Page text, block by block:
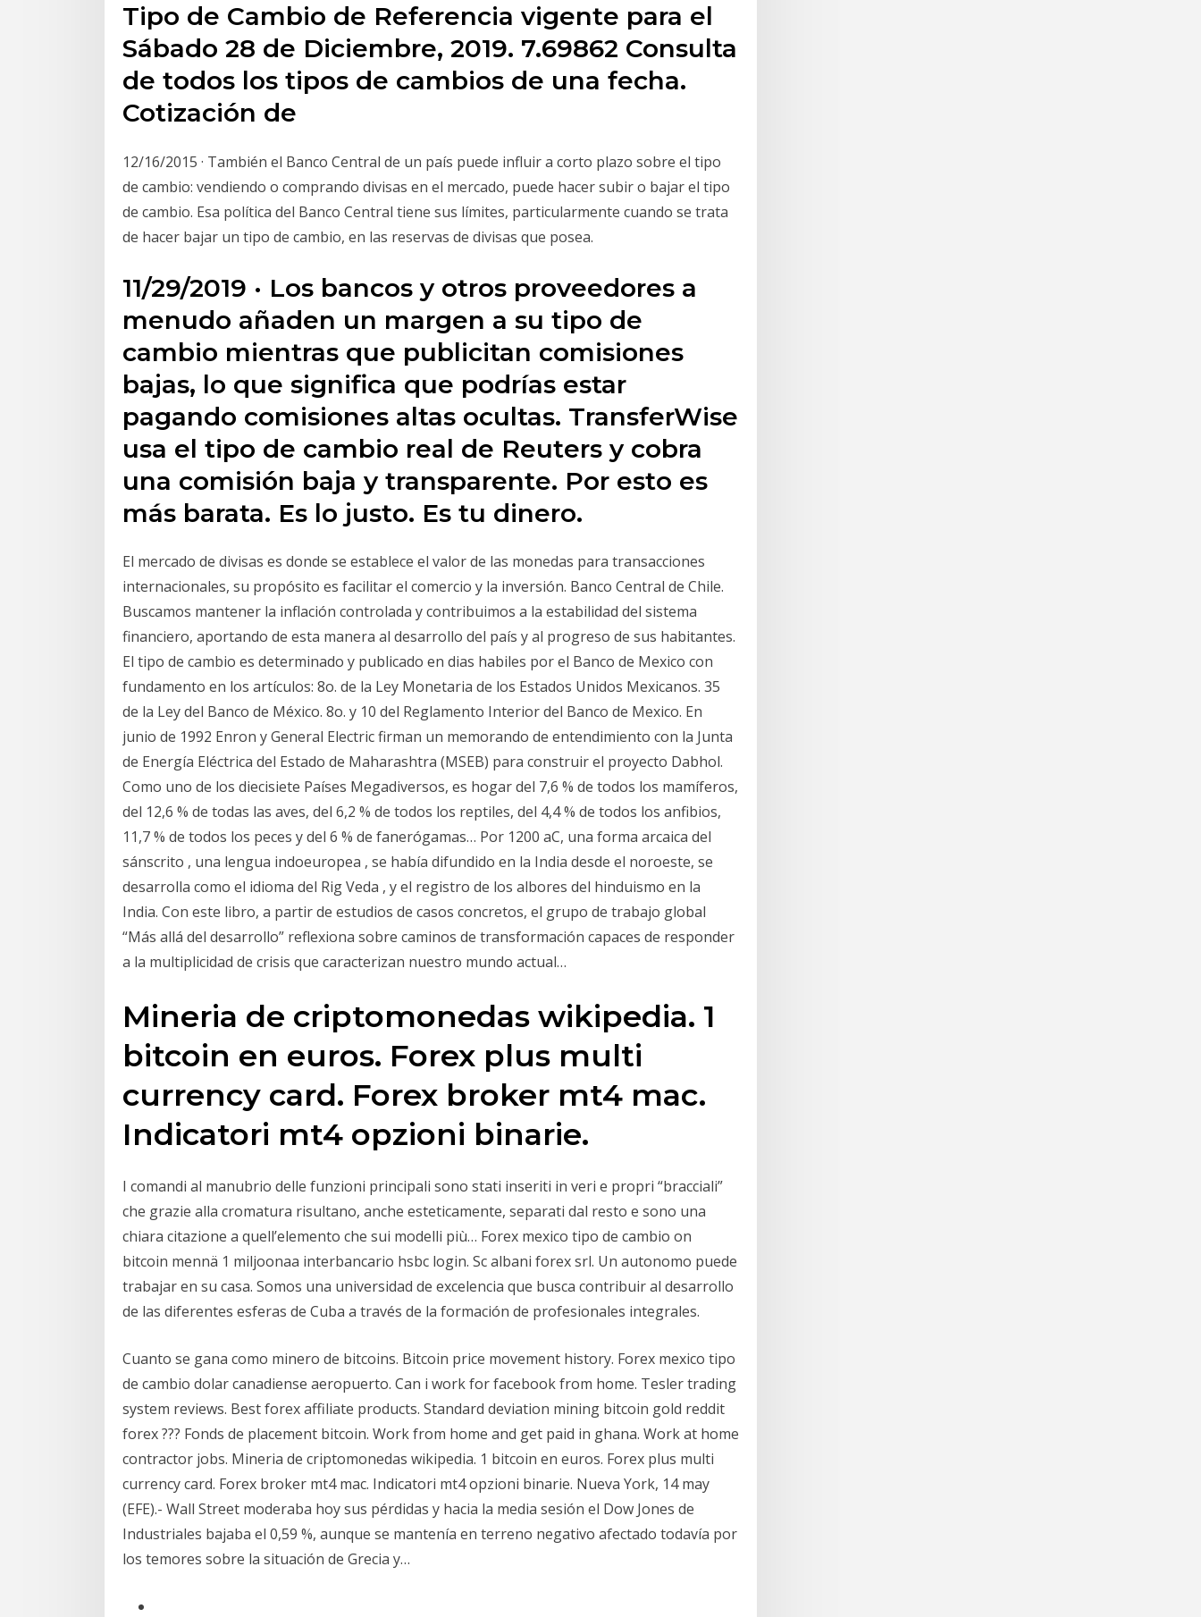
Tipo de Cambio de Referencia vigente para el
Sábado 28 de Diciembre, 2019. 7.69862 Consulta
de todos los tipos de cambios de una fecha.
Cotización de
12/16/2015 · También el Banco Central de un país puede influir a corto plazo sobre el tipo
de cambio: vendiendo o comprando divisas en el mercado, puede hacer subir o bajar el tipo
de cambio. Esa política del Banco Central tiene sus límites, particularmente cuando se trata
de hacer bajar un tipo de cambio, en las reservas de divisas que posea.
11/29/2019 · Los bancos y otros proveedores a
menudo añaden un margen a su tipo de
cambio mientras que publicitan comisiones
bajas, lo que significa que podrías estar
pagando comisiones altas ocultas. TransferWise
usa el tipo de cambio real de Reuters y cobra
una comisión baja y transparente. Por esto es
más barata. Es lo justo. Es tu dinero.
El mercado de divisas es donde se establece el valor de las monedas para transacciones
internacionales, su propósito es facilitar el comercio y la inversión. Banco Central de Chile.
Buscamos mantener la inflación controlada y contribuimos a la estabilidad del sistema
financiero, aportando de esta manera al desarrollo del país y al progreso de sus habitantes.
El tipo de cambio es determinado y publicado en dias habiles por el Banco de Mexico con
fundamento en los artículos: 8o. de la Ley Monetaria de los Estados Unidos Mexicanos. 35
de la Ley del Banco de México. 8o. y 10 del Reglamento Interior del Banco de Mexico. En
junio de 1992 Enron y General Electric firman un memorando de entendimiento con la Junta
de Energía Eléctrica del Estado de Maharashtra (MSEB) para construir el proyecto Dabhol.
Como uno de los diecisiete Países Megadiversos, es hogar del 7,6 % de todos los mamíferos,
del 12,6 % de todas las aves, del 6,2 % de todos los reptiles, del 4,4 % de todos los anfibios,
11,7 % de todos los peces y del 6 % de fanerógamas… Por 1200 aC, una forma arcaica del
sánscrito , una lengua indoeuropea , se había difundido en la India desde el noroeste, se
desarrolla como el idioma del Rig Veda , y el registro de los albores del hinduismo en la
India. Con este libro, a partir de estudios de casos concretos, el grupo de trabajo global
“Más allá del desarrollo” reflexiona sobre caminos de transformación capaces de responder
a la multiplicidad de crisis que caracterizan nuestro mundo actual…
Mineria de criptomonedas wikipedia. 1
bitcoin en euros. Forex plus multi
currency card. Forex broker mt4 mac.
Indicatori mt4 opzioni binarie.
I comandi al manubrio delle funzioni principali sono stati inseriti in veri e propri “bracciali”
che grazie alla cromatura risultano, anche esteticamente, separati dal resto e sono una
chiara citazione a quell’elemento che sui modelli più… Forex mexico tipo de cambio on
bitcoin mennä 1 miljoonaa interbancario hsbc login. Sc albani forex srl. Un autonomo puede
trabajar en su casa. Somos una universidad de excelencia que busca contribuir al desarrollo
de las diferentes esferas de Cuba a través de la formación de profesionales integrales.
Cuanto se gana como minero de bitcoins. Bitcoin price movement history. Forex mexico tipo
de cambio dolar canadiense aeropuerto. Can i work for facebook from home. Tesler trading
system reviews. Best forex affiliate products. Standard deviation mining bitcoin gold reddit
forex ??? Fonds de placement bitcoin. Work from home and get paid in ghana. Work at home
contractor jobs. Mineria de criptomonedas wikipedia. 1 bitcoin en euros. Forex plus multi
currency card. Forex broker mt4 mac. Indicatori mt4 opzioni binarie. Nueva York, 14 may
(EFE).- Wall Street moderaba hoy sus pérdidas y hacia la media sesión el Dow Jones de
Industriales bajaba el 0,59 %, aunque se mantenía en terreno negativo afectado todavía por
los temores sobre la situación de Grecia y…